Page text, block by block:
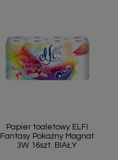
Papier toaletowy ELFI
Fantasy Pokaźny Magnat
3W 16szt. BIAŁY